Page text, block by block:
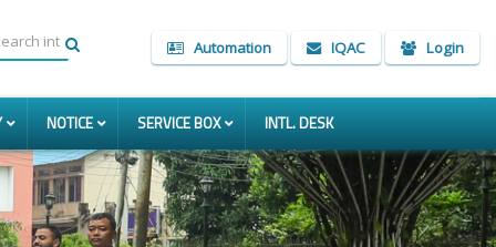
Automation IQAC Login
NOTICE SERVICE BOX INTL. DESK